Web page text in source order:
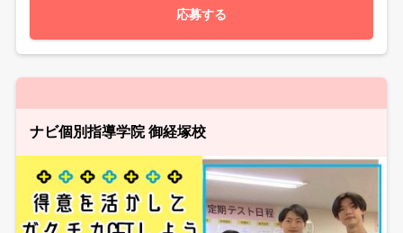
応募する
ナビ個別指導学院 御経塚校